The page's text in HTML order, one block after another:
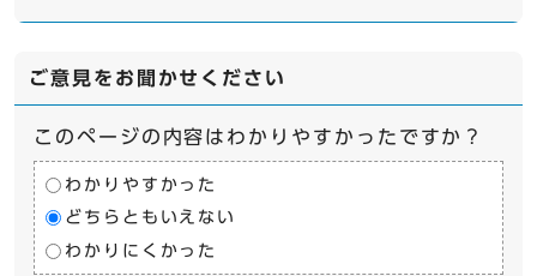
ご意見をお聞かせください
このページの内容はわかりやすかったですか？
わかりやすかった
どちらともいえない
わかりにくかった